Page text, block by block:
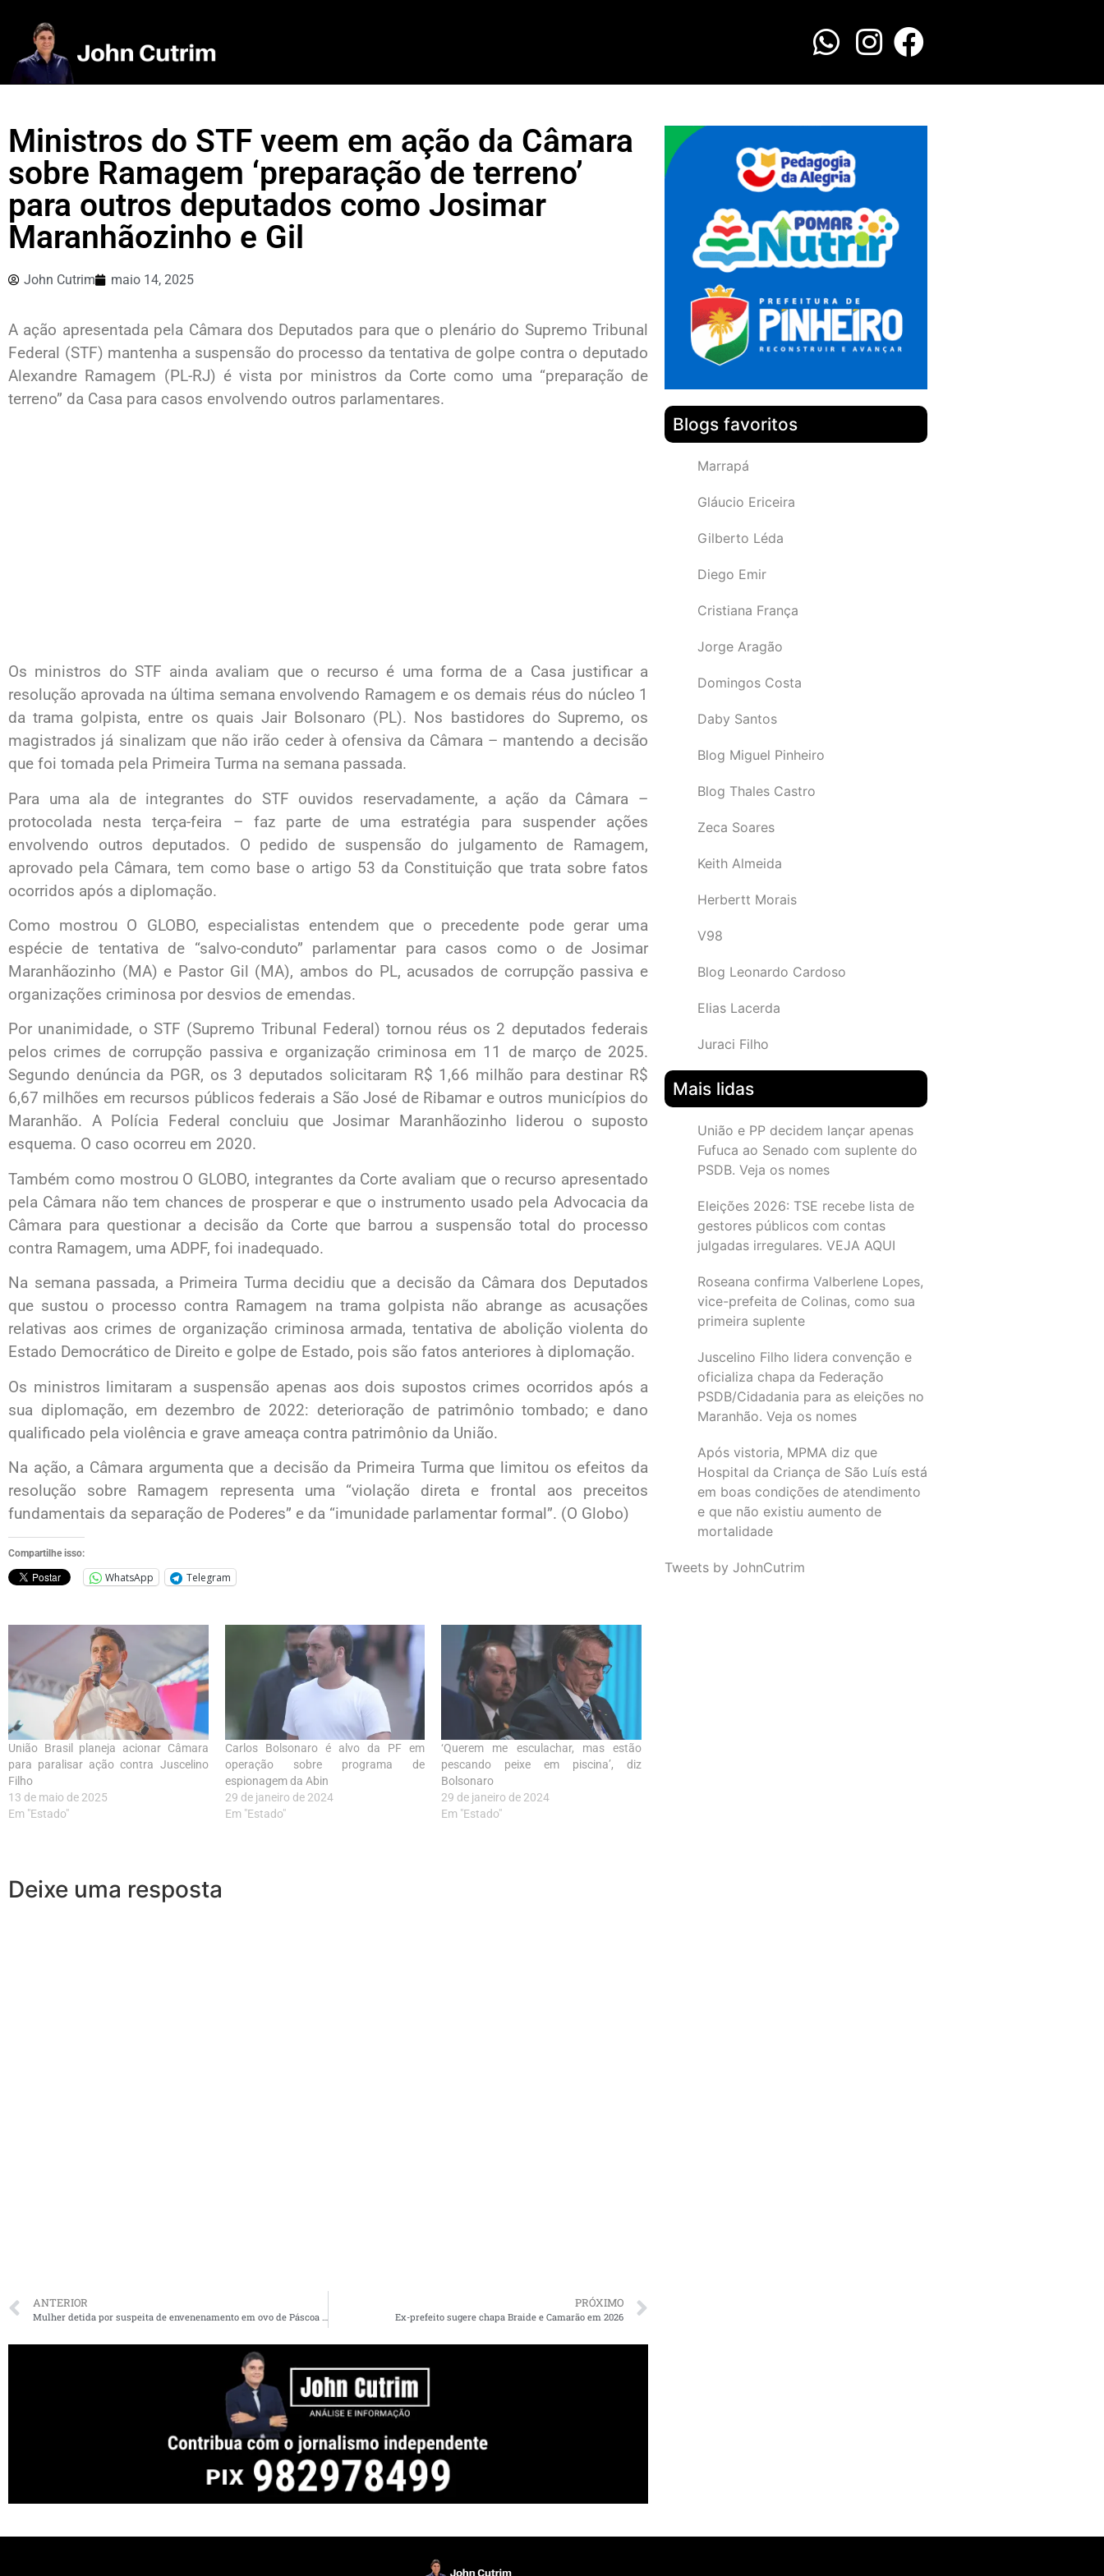
Ministros do STF veem em ação da Câmara
sobre Ramagem ‘preparação de terreno’
para outros deputados como Josimar
Maranhãozinho e Gil
John Cutrim maio 14, 2025
A ação apresentada pela Câmara dos Deputados para que o plenário do Supremo Tribunal
Federal (STF) mantenha a suspensão do processo da tentativa de golpe contra o deputado
Alexandre Ramagem (PL-RJ) é vista por ministros da Corte como uma “preparação de
terreno” da Casa para casos envolvendo outros parlamentares.
Os ministros do STF ainda avaliam que o recurso é uma forma de a Casa justificar a
resolução aprovada na última semana envolvendo Ramagem e os demais réus do núcleo 1
da trama golpista, entre os quais Jair Bolsonaro (PL). Nos bastidores do Supremo, os
magistrados já sinalizam que não irão ceder à ofensiva da Câmara – mantendo a decisão
que foi tomada pela Primeira Turma na semana passada.
Para uma ala de integrantes do STF ouvidos reservadamente, a ação da Câmara –
protocolada nesta terça-feira – faz parte de uma estratégia para suspender ações
envolvendo outros deputados. O pedido de suspensão do julgamento de Ramagem,
aprovado pela Câmara, tem como base o artigo 53 da Constituição que trata sobre fatos
ocorridos após a diplomação.
Como mostrou O GLOBO, especialistas entendem que o precedente pode gerar uma
espécie de tentativa de “salvo-conduto” parlamentar para casos como o de Josimar
Maranhãozinho (MA) e Pastor Gil (MA), ambos do PL, acusados de corrupção passiva e
organizações criminosa por desvios de emendas.
Por unanimidade, o STF (Supremo Tribunal Federal) tornou réus os 2 deputados federais
pelos crimes de corrupção passiva e organização criminosa em 11 de março de 2025.
Segundo denúncia da PGR, os 3 deputados solicitaram R$ 1,66 milhão para destinar R$
6,67 milhões em recursos públicos federais a São José de Ribamar e outros municípios do
Maranhão. A Polícia Federal concluiu que Josimar Maranhãozinho liderou o suposto
esquema. O caso ocorreu em 2020.
Também como mostrou O GLOBO, integrantes da Corte avaliam que o recurso apresentado
pela Câmara não tem chances de prosperar e que o instrumento usado pela Advocacia da
Câmara para questionar a decisão da Corte que barrou a suspensão total do processo
contra Ramagem, uma ADPF, foi inadequado.
Na semana passada, a Primeira Turma decidiu que a decisão da Câmara dos Deputados
que sustou o processo contra Ramagem na trama golpista não abrange as acusações
relativas aos crimes de organização criminosa armada, tentativa de abolição violenta do
Estado Democrático de Direito e golpe de Estado, pois são fatos anteriores à diplomação.
Os ministros limitaram a suspensão apenas aos dois supostos crimes ocorridos após a
sua diplomação, em dezembro de 2022: deterioração de patrimônio tombado; e dano
qualificado pela violência e grave ameaça contra patrimônio da União.
Na ação, a Câmara argumenta que a decisão da Primeira Turma que limitou os efeitos da
resolução sobre Ramagem representa uma “violação direta e frontal aos preceitos
fundamentais da separação de Poderes” e da “imunidade parlamentar formal”. (O Globo)
Compartilhe isso:
WhatsApp Telegram
União Brasil planeja acionar Câmara
para paralisar ação contra Juscelino
Filho
13 de maio de 2025
Em "Estado"
Carlos Bolsonaro é alvo da PF em
operação sobre programa de
espionagem da Abin
29 de janeiro de 2024
Em "Estado"
‘Querem me esculachar, mas estão
pescando peixe em piscina’, diz
Bolsonaro
29 de janeiro de 2024
Em "Estado"
Deixe uma resposta
ANTERIOR PRÓXIMO
Ex-prefeito sugere chapa Braide e Camarão em 2026
Blogs favoritos
Marrapá
Gláucio Ericeira
Gilberto Léda
Diego Emir
Cristiana França
Jorge Aragão
Domingos Costa
Daby Santos
Blog Miguel Pinheiro
Blog Thales Castro
Zeca Soares
Keith Almeida
Herbertt Morais
V98
Blog Leonardo Cardoso
Elias Lacerda
Juraci Filho
Mais lidas
União e PP decidem lançar apenas
Fufuca ao Senado com suplente do
PSDB. Veja os nomes
Eleições 2026: TSE recebe lista de
gestores públicos com contas
julgadas irregulares. VEJA AQUI
Roseana confirma Valberlene Lopes,
vice-prefeita de Colinas, como sua
primeira suplente
Juscelino Filho lidera convenção e
oficializa chapa da Federação
PSDB/Cidadania para as eleições no
Maranhão. Veja os nomes
Após vistoria, MPMA diz que
Hospital da Criança de São Luís está
em boas condições de atendimento
e que não existiu aumento de
mortalidade
Tweets by JohnCutrim